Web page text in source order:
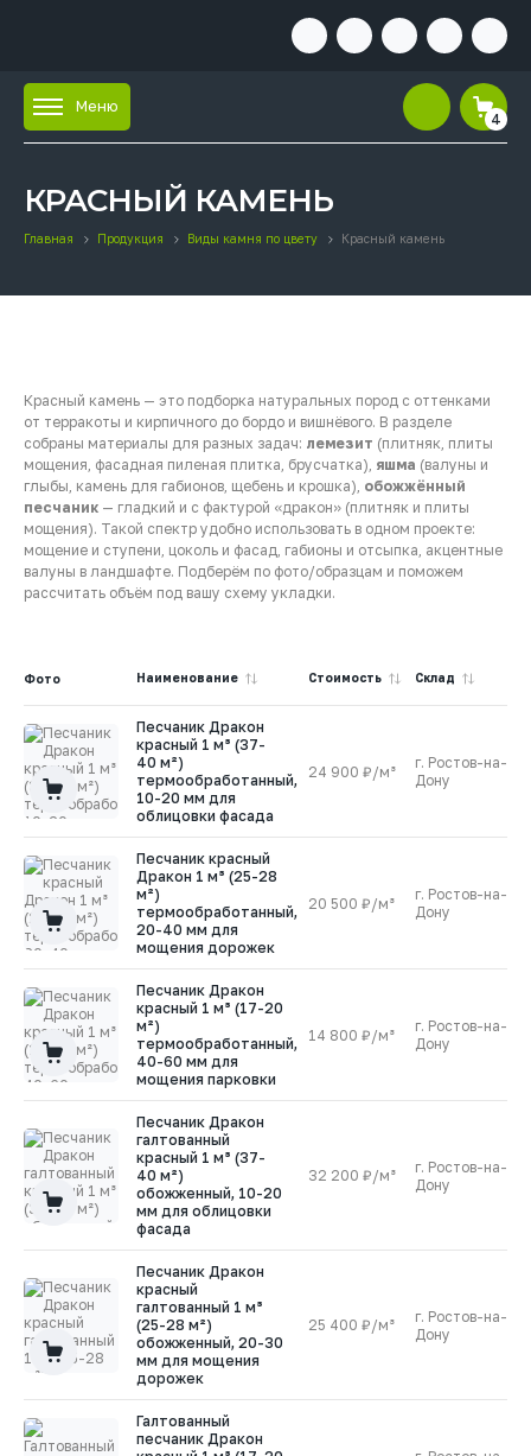
Меню
4
КРАСНЫЙ КАМЕНЬ
Главная Продукция Виды камня по цвету Красный камень
Красный камень — это подборка натуральных пород с оттенками
от терракоты и кирпичного до бордо и вишнёвого. В разделе
собраны материалы для разных задач: лемезит (плитняк, плиты
мощения, фасадная пиленая плитка, брусчатка), яшма (валуны и
глыбы, камень для габионов, щебень и крошка), обожжённый
песчаник — гладкий и с фактурой «дракон» (плитняк и плиты
мощения). Такой спектр удобно использовать в одном проекте:
мощение и ступени, цоколь и фасад, габионы и отсыпка, акцентные
валуны в ландшафте. Подберём по фото/образцам и поможем
рассчитать объём под вашу схему укладки.
Фото Наименование Cтоимость Склад
Песчаник Дракон
красный 1 м³ (37-
40 м²)
термообработанный,
10-20 мм для
облицовки фасада
24 900 ₽/м³
г. Ростов-на-
Дону
Песчаник красный
Дракон 1 м³ (25-28
м²)
термообработанный,
20-40 мм для
мощения дорожек
20 500 ₽/м³
г. Ростов-на-
Дону
Песчаник Дракон
красный 1 м³ (17-20
м²)
термообработанный,
40-60 мм для
мощения парковки
14 800 ₽/м³
г. Ростов-на-
Дону
Песчаник Дракон
галтованный
красный 1 м³ (37-
40 м²)
обожженный, 10-20
мм для облицовки
фасада
32 200 ₽/м³
г. Ростов-на-
Дону
Песчаник Дракон
красный
галтованный 1 м³
(25-28 м²)
обожженный, 20-30
мм для мощения
дорожек
25 400 ₽/м³
г. Ростов-на-
Дону
Галтованный
песчаник Дракон